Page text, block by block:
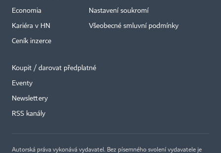
Economia
Kariéra v HN
Ceník inzerce
Nastavení soukromí
Všeobecné smluvní podmínky
Koupit / darovat předplatné
Eventy
Newslettery
RSS kanály
Autorská práva vykonává vydavatel. Bez písemného svolení vydavatele je